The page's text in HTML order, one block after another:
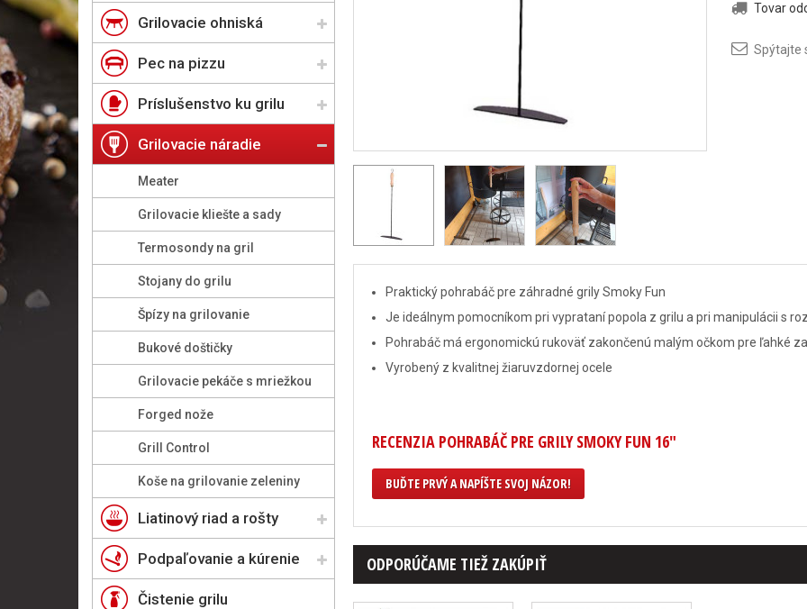
Tovar
Spýtajte
Praktický pohrabáč pre záhradné grily Smoky Fun
Je ideálnym pomocníkom pri vyprataní popola z grilu a pri manipulácii s
Pohrabáč má ergonomickú rukoväť zakončenú malým očkom pre ľahké
Vyrobený z kvalitnej žiaruvzdornej ocele
RECENZIA POHRABÁČ PRE GRILY SMOKY FUN 16"
BUĎTE PRVÝ A NAPÍŠTE SVOJ NÁZOR!
ODPORÚČAME TIEŽ ZAKÚPIŤ
Grilovacie ohniská
Pec na pizzu
Príslušenstvo ku grilu
Grilovacie náradie
Meater
Grilovacie kliešte a sady
Termosondy na gril
Stojany do grilu
Špízy na grilovanie
Bukové doštičky
Grilovacie pekáče s mriežkou
Forged nože
Grill Control
Koše na grilovanie zeleniny
Liatinový riad a rošty
Podpaľovanie a kúrenie
Čistenie grilu